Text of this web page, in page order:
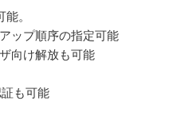
。
ップ順序の指定可能
向け解放も可能
も可能